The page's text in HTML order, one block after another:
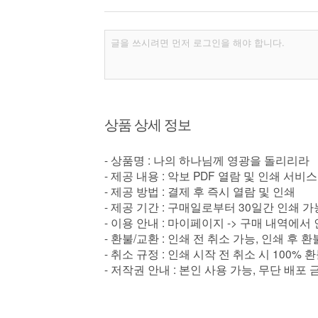
상품 상세 정보
- 상품명 : 나의 하나님께 영광을 돌리리라
- 제공 내용 : 악보 PDF 열람 및 인쇄 서비스
- 제공 방법 : 결제 후 즉시 열람 및 인쇄
- 제공 기간 : 구매일로부터 30일간 인쇄
- 이용 안내 : 마이페이지 -> 구매 내역에서
- 환불/교환 : 인쇄 전 취소 가능, 인쇄 후 환
- 취소 규정 : 인쇄 시작 전 취소 시 100%
- 저작권 안내 : 본인 사용 가능, 무단 배포